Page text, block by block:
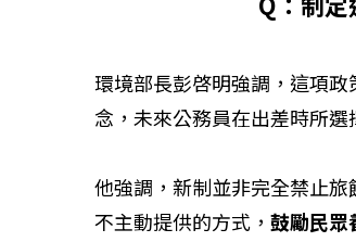
環境部長彭啓明強調，這項
念，未來公務員在出差時所選
他強調，新制並非完全禁止
不主動提供的方式， 鼓勵民眾